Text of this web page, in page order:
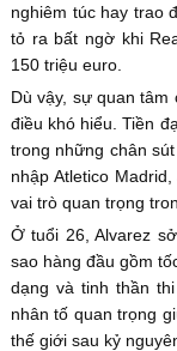
nghiêm túc hay trao
tỏ ra bất ngờ khi
150 triệu euro.
Dù vậy, sự quan tâm
điều khó hiểu. Tiền
trong những chân
nhập Atletico
vai trò quan trọng
Ở tuổi 26, Alvarez
sao hàng đầu gồm
dạng và tinh thần
nhân tố quan trọng
thế giới sau kỷ